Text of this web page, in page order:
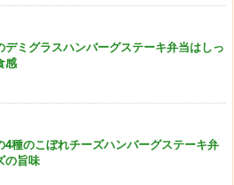
デミグラスハンバーグステーキ弁当はしっ
感
4種のこぼれチーズハンバーグステーキ弁
の旨味